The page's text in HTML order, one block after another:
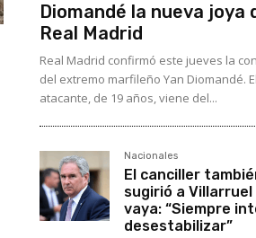
Diomandé la nueva joya
Real Madrid
Real Madrid confirmó este jueves la
del extremo marfileño Yan Diomandé. El
atacante, de 19 años, viene del...
Nacionales
El canciller
sugirió a Villarruel
vaya: “Siempre
desestabilizar”